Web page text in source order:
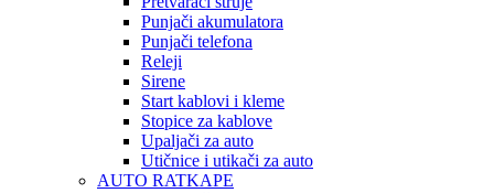
Punjači akumulatora
Punjači telefona
Releji
Sirene
Start kablovi i kleme
Stopice za kablove
Upaljači za auto
Utičnice i utikači za auto
AUTO RATKAPE